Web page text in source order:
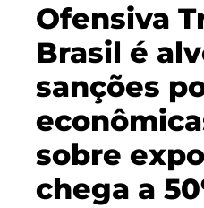
Ofensiva
Brasil é
sanções
sobre
chega a